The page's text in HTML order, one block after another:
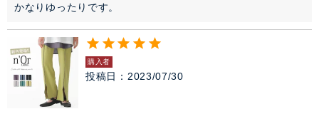
かなりゆったりです。
購入者
投稿日 2023/07/30